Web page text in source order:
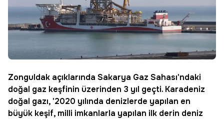
Zonguldak açıklarında Sakarya Gaz Sahası'ndaki
doğal gaz keşfinin üzerinden 3 yıl geçti. Karadeniz
doğal gazı, '2020 yılında denizlerde yapılan en
büyük keşif, milli imkanlarla yapılan ilk derin deniz